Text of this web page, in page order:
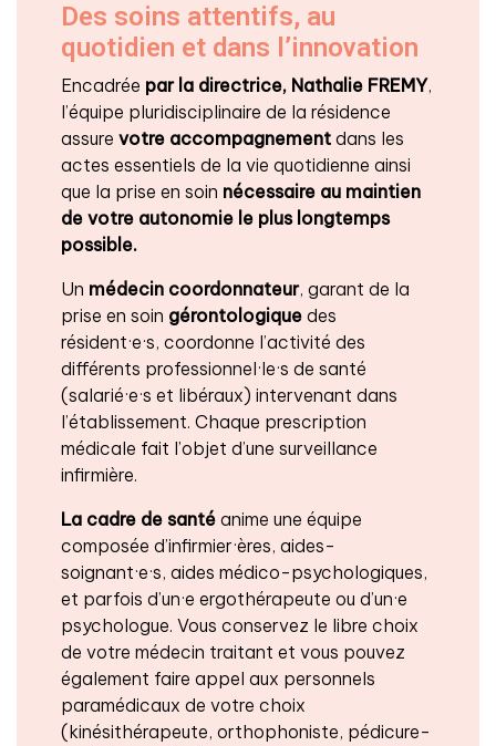
Des soins attentifs, au
quotidien et dans l’innovation
Encadrée par la directrice, Nathalie FREMY,
l’équipe pluridisciplinaire de la résidence
assure votre accompagnement dans les
actes essentiels de la vie quotidienne ainsi
que la prise en soin nécessaire au maintien
de votre autonomie le plus longtemps
possible.
Un médecin coordonnateur, garant de la
prise en soin gérontologique des
résident·e·s, coordonne l’activité des
différents professionnel·le·s de santé
(salarié·e·s et libéraux) intervenant dans
l’établissement. Chaque prescription
médicale fait l’objet d’une surveillance
infirmière.
La cadre de santé anime une équipe
composée d’infirmier·ères, aides-
soignant·e·s, aides médico-psychologiques,
et parfois d’un·e ergothérapeute ou d’un·e
psychologue. Vous conservez le libre choix
de votre médecin traitant et vous pouvez
également faire appel aux personnels
paramédicaux de votre choix
(kinésithérapeute, orthophoniste, pédicure-